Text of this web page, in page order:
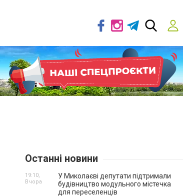
Останні новини
У Миколаєві депутати підтримали
будівництво модульного містечка
для переселенців
19:10,
Вчора